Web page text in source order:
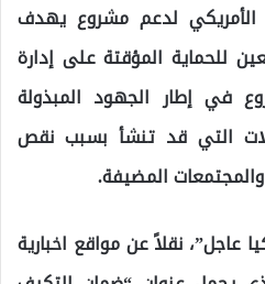
الأمريكي لدعم مشروع يهدف
للحماية المؤقتة على إدارة
في إطار الجهود المبذولة
التي قد تنشأ بسبب نقص
والمجتمعات المضيفة.
عاجل”، نقلاً عن مواقع اخبارية